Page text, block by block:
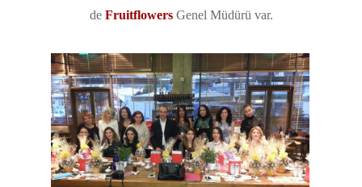
de FruitflowersGenel Müdürü var.